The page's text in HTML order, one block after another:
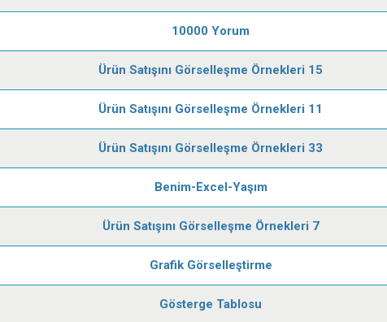
10000 Yorum
Ürün Satışını Görselleşme Örnekleri 15
Ürün Satışını Görselleşme Örnekleri 11
Ürün Satışını Görselleşme Örnekleri 33
Benim-Excel-Yaşım
Ürün Satışını Görselleşme Örnekleri 7
Grafik Görselleştirme
Gösterge Tablosu